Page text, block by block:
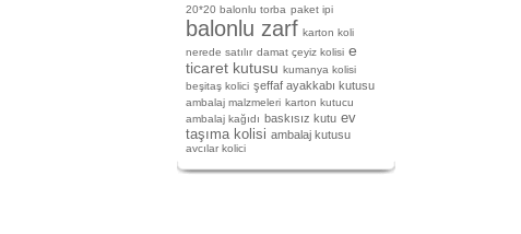
20*20 balonlu torba paket ipi
balonlu zarf karton koli
nerede satılır damat çeyiz kolisi e
ticaret kutusu kumanya kolisi
beşitaş kolici şeffaf ayakkabı kutusu
ambalaj malzmeleri karton kutucu
ambalaj kağıdı baskısız kutu ev
taşıma kolisi ambalaj kutusu
avcılar kolici